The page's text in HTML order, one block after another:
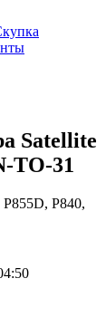
Satellite
TO-31